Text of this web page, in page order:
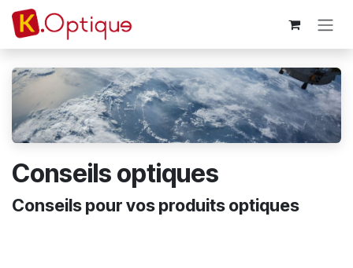
Se rendre au contenu
Conseils optiques
Conseils pour vos produits optiques